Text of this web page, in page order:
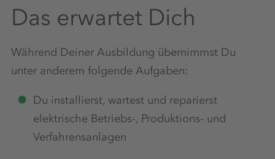
Das erwartet Dich
Während Deiner Ausbildung übernimmst Du
unter anderem folgende Aufgaben:
Du installierst, wartest und reparierst
elektrische Betriebs-, Produktions- und
Verfahrensanlagen